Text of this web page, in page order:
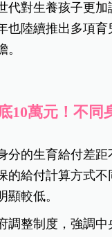
代對生養孩子更加
也陸續推出多項
。
10萬元！不同
分的生育給付差距
的給付計算方式不
顯較低。
調整制度，強調